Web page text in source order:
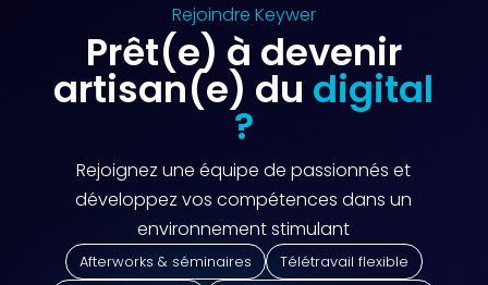
Rejoindre Keywer
Prêt(e) à devenir
artisan(e) du digital
?
Rejoignez une équipe de passionnés et
développez vos compétences dans un
environnement stimulant
Afterworks & séminaires
Télétravail flexible